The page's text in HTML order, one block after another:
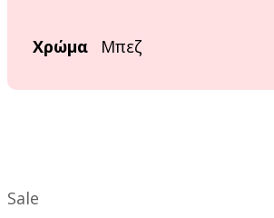
Χρώμα Μπεζ
Sale